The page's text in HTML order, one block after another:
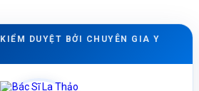
DUYỆT BỞI CHUYÊN GIA Y